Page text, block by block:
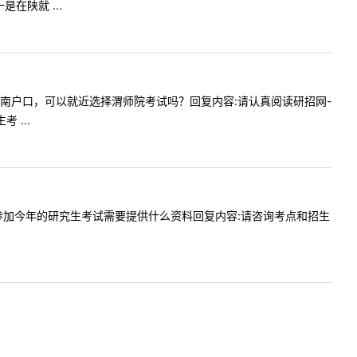
是在陕就 ...
口，可以就近选择渭师院考试吗？回复内容:请认真阅读研招网-
考 ...
年的研究生考试需要提供什么资料回复内容:请咨询考点和招生